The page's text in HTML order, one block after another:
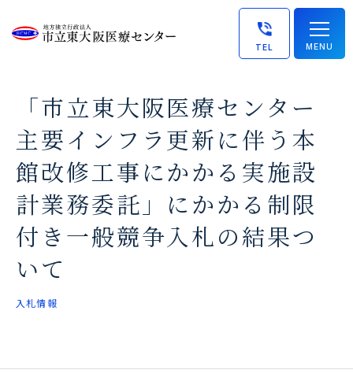
TEL MENU
「市立東大阪医療センター
主要インフラ更新に伴う本
館改修工事にかかる実施設
計業務委託」にかかる制限
付き一般競争入札の結果つ
いて
入札情報